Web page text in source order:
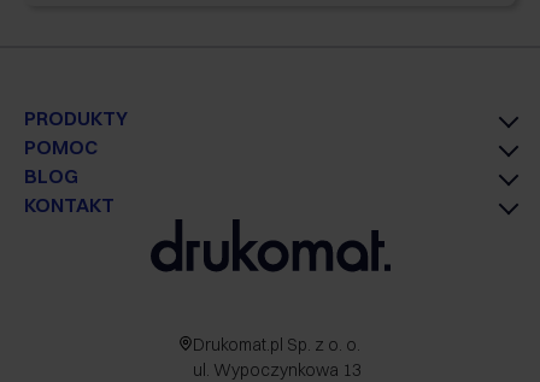
PRODUKTY
POMOC
BLOG
KONTAKT
Drukomat.pl Sp. z o. o.
ul. Wypoczynkowa 13